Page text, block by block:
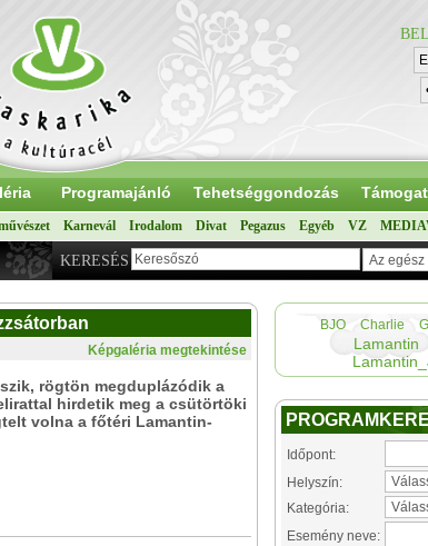
Programajánló Tehetséggondozás
Karnevál Irodalom Divat Pegazus Egyéb VZ
KERESÉS
Képgaléria megtekintése
rögtön megduplázódik a
hirdetik meg a csütörtöki
volna a főtéri Lamantin-
BJO Charlie
Lamantin
Időpont:
Helyszín:
Kategória:
Esemény neve: